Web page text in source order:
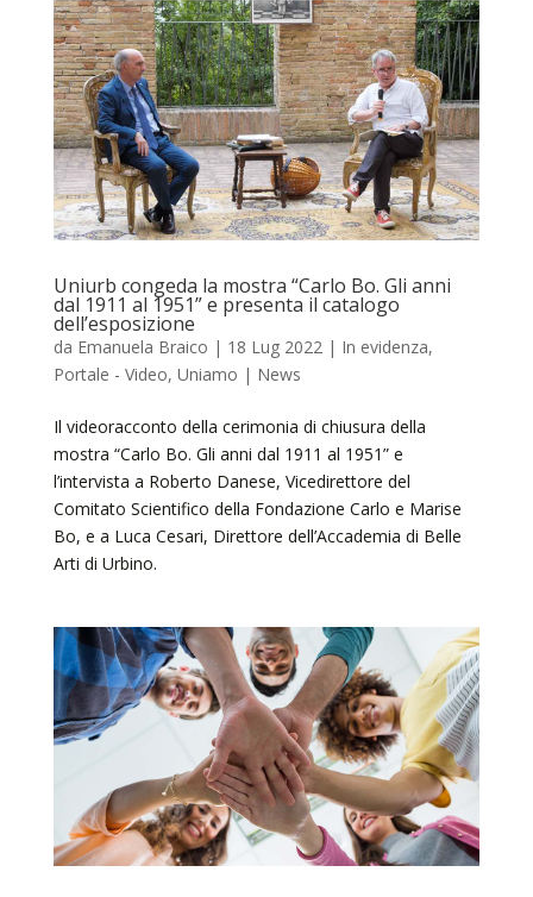
Uniurb congeda la mostra “Carlo Bo. Gli anni
dal 1911 al 1951” e presenta il catalogo
dell’esposizione
da Emanuela Braico | 18 Lug 2022 | In evidenza,
Portale - Video, Uniamo | News
Il videoracconto della cerimonia di chiusura della
mostra “Carlo Bo. Gli anni dal 1911 al 1951” e
l’intervista a Roberto Danese, Vicedirettore del
Comitato Scientifico della Fondazione Carlo e Marise
Bo, e a Luca Cesari, Direttore dell’Accademia di Belle
Arti di Urbino.